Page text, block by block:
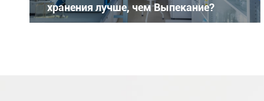
хранения лучше, чем Выпекание?